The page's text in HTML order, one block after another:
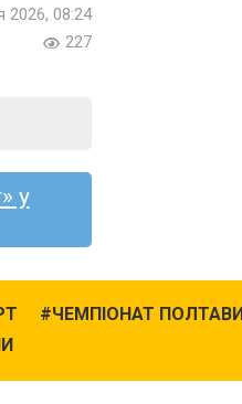
2026, 08:24
227
у
ЧЕМПІОНАТ ПОЛТАВИ